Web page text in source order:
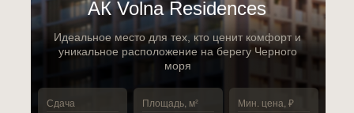
Мин. цена, ₽
Площадь, м²
Сдача
Идеальное место для тех, кто ценит комфорт и
уникальное расположение на берегу Черного
моря
АК Volna Residences